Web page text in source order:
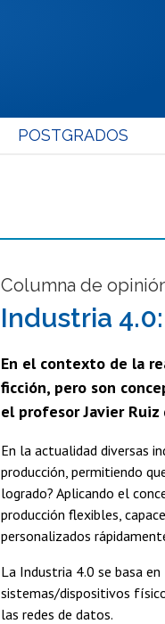
POSTGRADOS
Columna de
Industria
En el contexto de la
ficción, pero son
el profesor Javier Ruiz
En la actualidad diversas
producción, permitiendo
logrado? Aplicando el
producción flexibles,
personalizados
La Industria 4.0 se basa
sistemas/dispositivos
las redes de datos.